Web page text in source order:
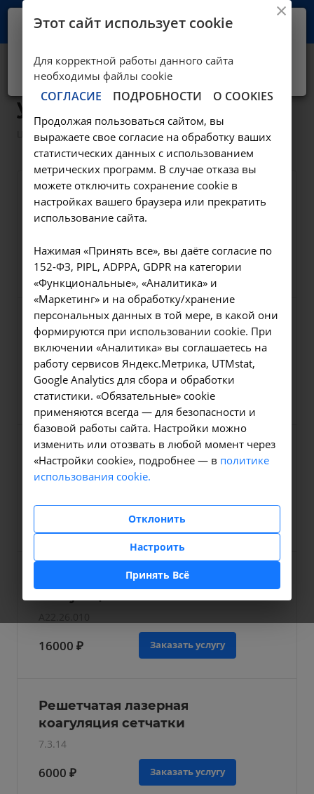
Офтальмологические
услуги
Цены в Иркутске — Офтальмологические услуги
Рассечение передней
капсулы хрусталика
6000 ₽ Заказать услугу
Лазерная
гониодесцеметопунктура
A22.26.019
3000 ₽ Заказать услугу
Рассечение
ретролентальной пленки
Заказать услугу
Панретинальная лазерная
16000 ₽ Заказать услугу
Решетчатая лазерная
коагуляция сетчатки
7.3.14
6000 ₽ Заказать услугу
Ваш город -Иркутск?
Да, верно Нет, выбрать другой
Этот сайт использует cookie
Для корректной работы данного сайта
необходимы файлы cookie
СОГЛАСИЕ ПОДРОБНОСТИ О COOKIES
Продолжая пользоваться сайтом, вы
выражаете свое согласие на обработку ваших
статистических данных с использованием
метрических программ. В случае отказа вы
можете отключить сохранение cookie в
настройках вашего браузера или прекратить
использование сайта.
Нажимая «Принять все», вы даёте согласие по
152-ФЗ, PIPL, ADPPA, GDPR на категории
«Функциональные», «Аналитика» и
«Маркетинг» и на обработку/хранение
персональных данных в той мере, в какой они
формируются при использовании cookie. При
включении «Аналитика» вы соглашаетесь на
работу сервисов Яндекс.Метрика, UTMstat,
Google Analytics для сбора и обработки
статистики. «Обязательные» cookie
применяются всегда — для безопасности и
базовой работы сайта. Настройки можно
изменить или отозвать в любой момент через
«Настройки cookie», подробнее — в политике
использования cookie.
Отклонить
Настроить
Принять Всё